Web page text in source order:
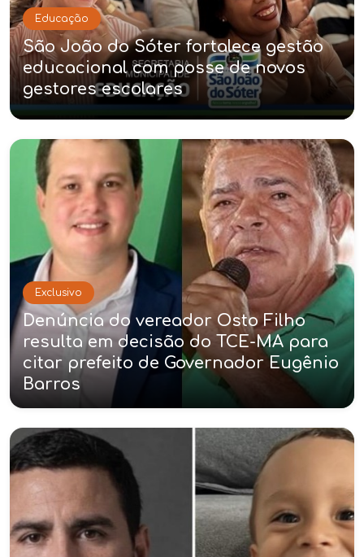
Educação
São João do Sóter fortalece gestão
educacional com posse de novos
gestores escolares
Exclusivo
Denúncia do vereador Osto Filho
resulta em decisão do TCE-MA para
citar prefeito de Governador Eugênio
Barros